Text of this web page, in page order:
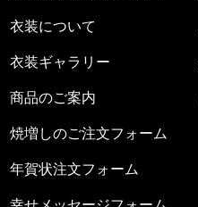
衣装について
衣装ギャラリー
商品のご案内
焼増しのご注文フォーム
年賀状注文フォーム